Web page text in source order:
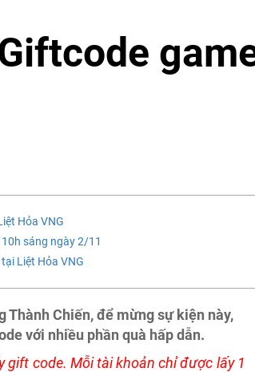
Hỏa VNG
sáng ngày 2/11
Liệt Hỏa VNG
Thành Chiến, để mừng sự kiện này,
với nhiều phần quà hấp dẫn.
gift code. Mỗi tài khoản chỉ được lấy 1